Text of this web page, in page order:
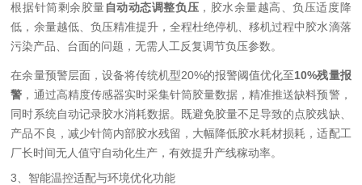
根据针筒剩余胶量自动动态调整负压 ，胶水余量越高、负压适度降
低，余量越低、负压精准提升，全程杜绝停机、移机过程中胶水滴落
污染产品、台面的问题，无需人工反复调节负压参数。
在余量预警层面，设备将传统机型20%的报警阈值优化至10%残量报
警 ，通过高精度传感器实时采集针筒胶量数据，精准推送缺料预警，
同时系统自动记录胶水消耗数据。既避免胶量不足导致的点胶残缺、
产品不良，减少针筒内部胶水残留，大幅降低胶水耗材损耗，适配工
厂长时间无人值守自动化生产，有效提升产线稼动率。
3、智能温控适配与环境优化功能